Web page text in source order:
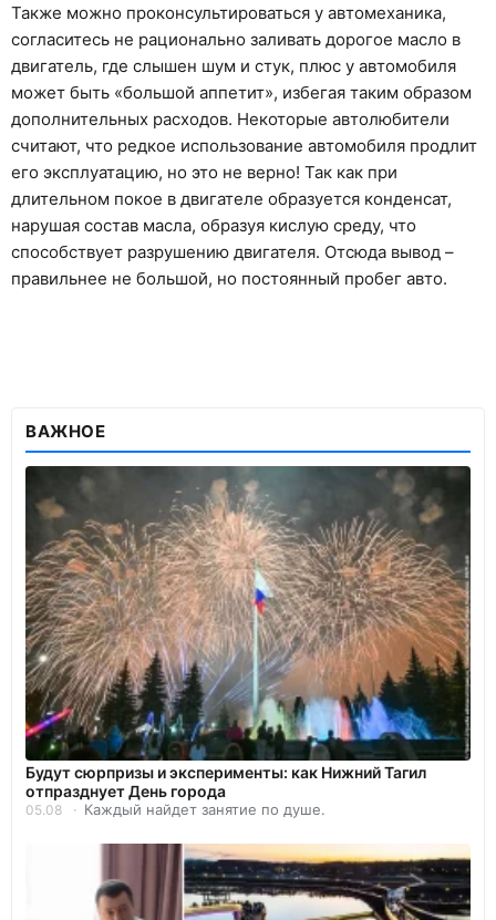
Также можно проконсультироваться у автомеханика,
согласитесь не рационально заливать дорогое масло в
двигатель, где слышен шум и стук, плюс у автомобиля
может быть «большой аппетит», избегая таким образом
дополнительных расходов. Некоторые автолюбители
считают, что редкое использование автомобиля продлит
его эксплуатацию, но это не верно! Так как при
длительном покое в двигателе образуется конденсат,
нарушая состав масла, образуя кислую среду, что
способствует разрушению двигателя. Отсюда вывод –
правильнее не большой, но постоянный пробег авто.
ВАЖНОЕ
Будут сюрпризы и эксперименты: как Нижний Тагил
отпразднует День города
05.08 Каждый найдет занятие по душе.